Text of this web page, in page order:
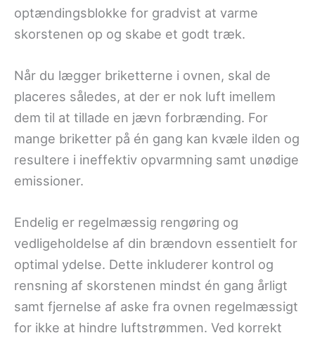
optændingsblokke for gradvist at varme
skorstenen op og skabe et godt træk.
Når du lægger briketterne i ovnen, skal de
placeres således, at der er nok luft imellem
dem til at tillade en jævn forbrænding. For
mange briketter på én gang kan kvæle ilden og
resultere i ineffektiv opvarmning samt unødige
emissioner.
Endelig er regelmæssig rengøring og
vedligeholdelse af din brændovn essentielt for
optimal ydelse. Dette inkluderer kontrol og
rensning af skorstenen mindst én gang årligt
samt fjernelse af aske fra ovnen regelmæssigt
for ikke at hindre luftstrømmen. Ved korrekt